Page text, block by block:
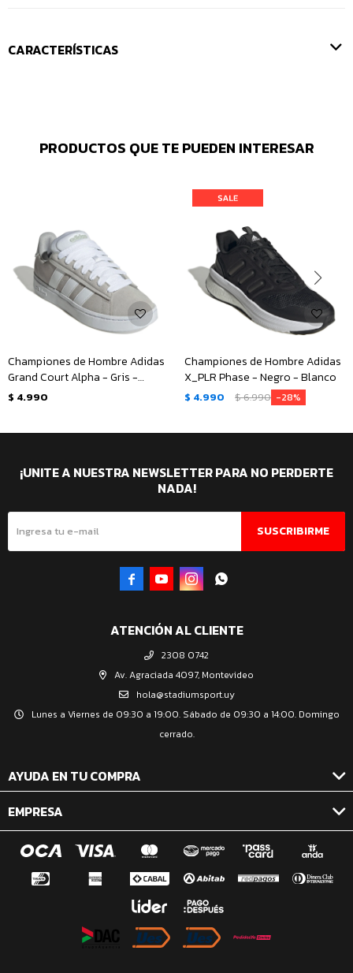
CARACTERÍSTICAS
PRODUCTOS QUE TE PUEDEN INTERESAR
Championes de Hombre Adidas
Grand Court Alpha - Gris -
Blanco
$ 4.990
Championes de Hombre Adidas
X_PLR Phase - Negro - Blanco
$ 4.990 $6.990 28
ATENCIÓN AL CLIENTE
2308 0742
Av. Agraciada 4097, Montevideo
hola@stadiumsport.uy
Lunes a Viernes de 09:30 a 19:00. Sábado de 09:30 a 14:00. Domingo
cerrado.
AYUDA EN TU COMPRA
EMPRESA
¡UNITE A NUESTRA NEWSLETTER PARA NO PERDERTE
NADA!
SUSCRIBIRME
   